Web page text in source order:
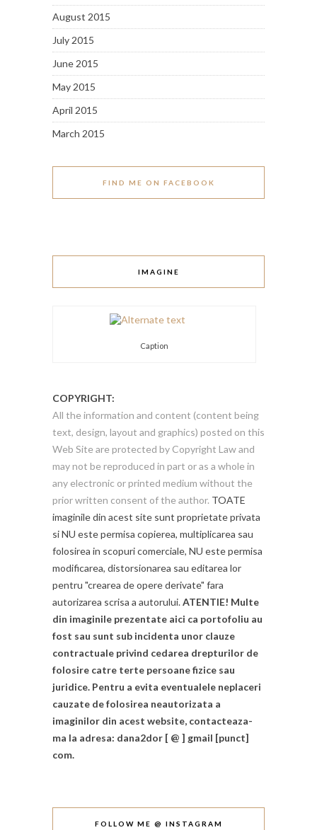
August 2015
July 2015
June 2015
May 2015
April 2015
March 2015
FIND ME ON FACEBOOK
IMAGINE
Caption
COPYRIGHT:
All the information and content (content being
text, design, layout and graphics) posted on this
Web Site are protected by Copyright Law and
may not be reproduced in part or as a whole in
any electronic or printed medium without the
prior written consent of the author. TOATE
imaginile din acest site sunt proprietate privata
si NU este permisa copierea, multiplicarea sau
folosirea in scopuri comerciale, NU este permisa
modificarea, distorsionarea sau editarea lor
pentru "crearea de opere derivate" fara
autorizarea scrisa a autorului.ATENTIE! Multe
din imaginile prezentate aici ca portofoliu au
fost sau sunt sub incidenta unor clauze
contractuale privind cedarea drepturilor de
folosire catre terte persoane fizice sau
juridice. Pentru a evita eventualele neplaceri
cauzate de folosirea neautorizata a
imaginilor din acest website, contacteaza-
ma la adresa: dana2dor [ @ ] gmail [punct]
com.
FOLLOW ME @ INSTAGRAM